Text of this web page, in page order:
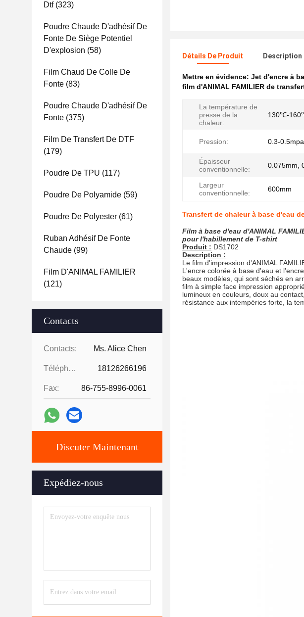
Dtf(323)
Poudre Chaude D'adhésif De
Fonte De Siège Potentiel
D'explosion (58)
Film Chaud De Colle De
Fonte (83)
Poudre Chaude D'adhésif De
Fonte (375)
Film De Transfert De DTF
(179)
Poudre De TPU (117)
Poudre De Polyamide (59)
Poudre De Polyester (61)
Ruban Adhésif De Fonte
Chaude (99)
Film D'ANIMAL FAMILIER
(121)
Contacts
Contacts: Ms. Alice Chen
Téléphone: 18126266196
Fax: 86-755-8996-0061
Discuter Maintenant
Expédiez-nous
Détails De Produit Description
Mettre en évidence: Jet d'encre à
film d'ANIMAL FAMILIER de
La température de
presse de la
chaleur:
130℃-
Pression: 0.3-0.5mpa
Épaisseur
conventionnelle:
0.075mm,
Largeur
conventionnelle:
600mm
Transfert de chaleur à base d'eau
Film à base d'eau d'ANIMAL
pour l'habillement de T-shirt
Produit : DS1702
Description :
Le film d'impression d'ANIMAL
L'encre colorée à base d'eau et
beaux modèles, qui sont séchés en
film à simple face impression
lumineux en couleurs, doux au
résistance aux intempéries forte, la